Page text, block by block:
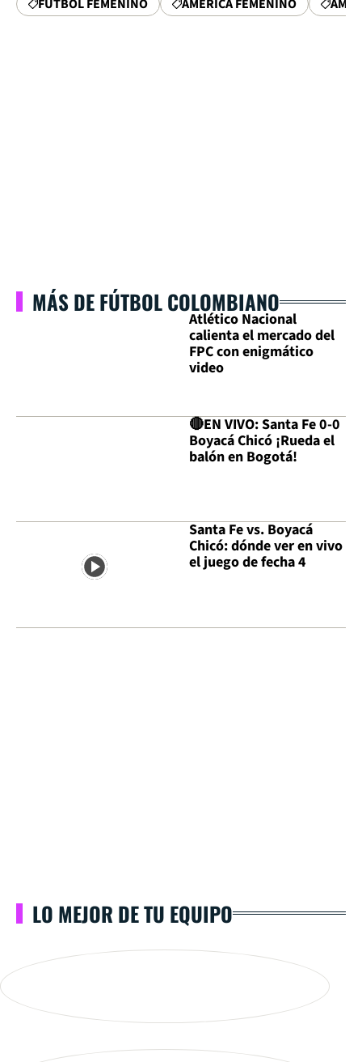
FÚTBOL FEMENINO AMÉRICA FEMENINO
MÁS DE FÚTBOL COLOMBIANO
Atlético Nacional
calienta el mercado del
FPC con enigmático
video
🔴EN VIVO: Santa Fe 0-0
Boyacá Chicó ¡Rueda el
balón en Bogotá!
Santa Fe vs. Boyacá
Chicó: dónde ver en vivo
el juego de fecha 4
LO MEJOR DE TU EQUIPO